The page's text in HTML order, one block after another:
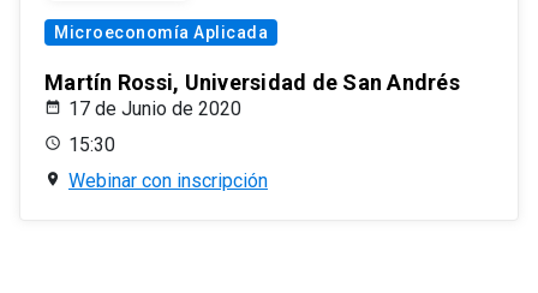
Microeconomía Aplicada
Martín Rossi, Universidad de San Andrés
17 de Junio de 2020
15:30
Webinar con inscripción